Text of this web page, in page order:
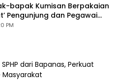
bapak Kumisan Berpakaian
Pengunjung dan Pegawai
Layar Sentuh Atm
PM
dari Bapanas, Perkuat
Masyarakat